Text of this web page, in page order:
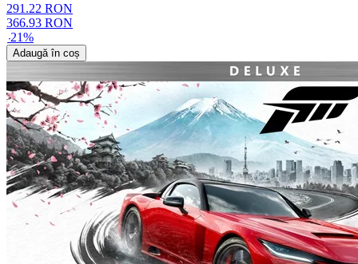
291.22 RON
366.93 RON
-21%
Adaugă în coș